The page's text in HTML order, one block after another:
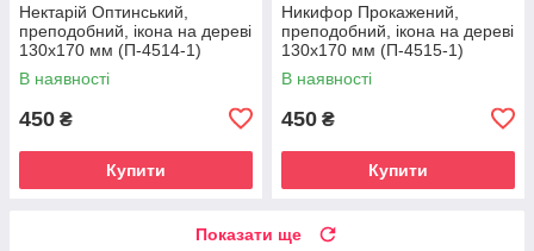
Нектарій Оптинський,
преподобний, ікона на дереві
130х170 мм (П-4514-1)
В наявності
450 ₴
Купити
Никифор Прокажений,
преподобний, ікона на дереві
130х170 мм (П-4515-1)
В наявності
450 ₴
Купити
Показати ще